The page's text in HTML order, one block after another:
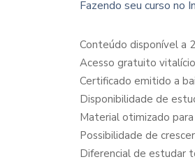
Fazendo seu curso no
Conteúdo disponível a
Acesso gratuito
Certificado emitido a
Disponibilidade de
Material otimizado
Possibilidade de
Diferencial de estudar